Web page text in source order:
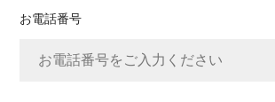
お電話番号